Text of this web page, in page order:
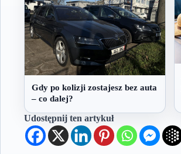
Gdy po kolizji zostajesz bez auta
– co dalej?
Udostępnij ten artykuł